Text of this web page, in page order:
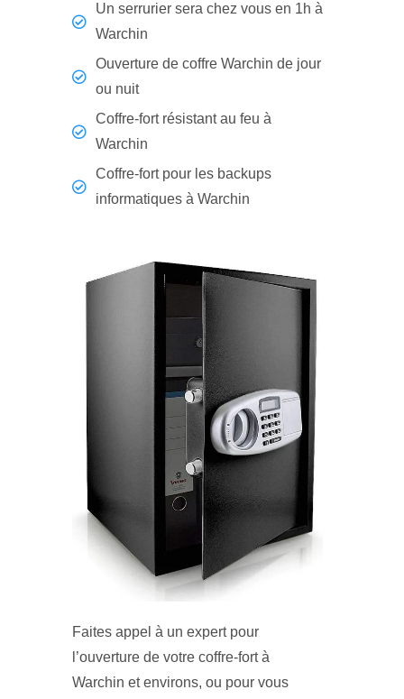
Un serrurier sera chez vous en 1h à
Warchin
Ouverture de coffre Warchin de jour
ou nuit
Coffre-fort résistant au feu à
Warchin
Coffre-fort pour les backups
informatiques à Warchin
Faites appel à un expert pour
l’ouverture de votre coffre-fort à
Warchin et environs, ou pour vous